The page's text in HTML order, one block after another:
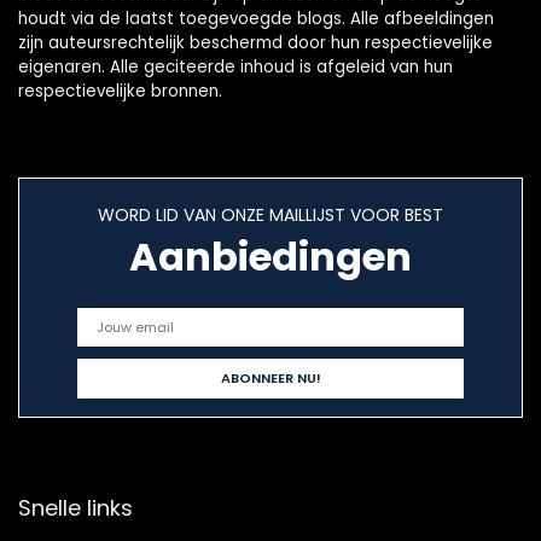
houdt via de laatst toegevoegde blogs. Alle afbeeldingen
zijn auteursrechtelijk beschermd door hun respectievelijke
eigenaren. Alle geciteerde inhoud is afgeleid van hun
respectievelijke bronnen.
WORD LID VAN ONZE MAILLIJST VOOR BEST
Aanbiedingen
Snelle links